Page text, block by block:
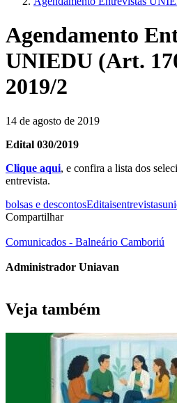
Agendamento
UNIEDU (Art.
2019/2
14 de agosto de 2019
Edital 030/2019
Clique aqui, e confira a lista dos
entrevista.
bolsas e descontosEditaisentrevistas
Compartilhar
Comunicados - Balneário Camboriú
Administrador Uniavan
Veja também